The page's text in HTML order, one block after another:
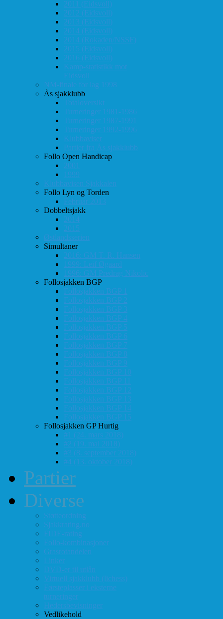
2011 (Eidsvoll)
2012 (Eidsvoll)
2013 (Eidsvoll)
2014 (Eidsvoll)
2014 (Rokaden/NSSF)
2015 (Eidsvoll)
2016 (Eidsvoll)
Kamp-statistikk mot
Eidsvoll
NM-finale for lag 1998
Ås sjakklubb
Totaloversikt
Turneringer 1981-1986
Turneringer 1987-1991
Turneringer 1992-1996
Klubbaviser
Partier fra Ås sjakklubb
Follo Open Handicap
2001
1999
Klubbavisen Sjakkalen
Follo Lyn og Torden
Februar 2013
Dobbeltsjakk
2014
2015
Østlandsserien
Simultaner
2016: GM T. R. Hansen
1999: Leif Øgaard
1996: GM Predrag Nikolic
Follosjakken BGP
Follosjakken BGP 1
Follosjakken BGP 2
Follosjakken BGP 3
Follosjakken BGP 4
Follosjakken BGP 5
Follosjakken BGP 6
Follosjakken BGP 7
Follosjakken BGP 8
Follosjakken BGP 9
Follosjakken BGP 10
Follosjakken BGP 11
Follosjakken BGP 12
Follosjakken BGP 13
Follosjakken BGP 14
Follosjakken BGP 15
Follosjakken GP Hurtig
#1 (24. mars 2018)
#2 (19. mai 2018)
#3 (8. september 2018)
#4 (13. oktober 2018)
Partier
Diverse
Støtteordning
Sjakkrating.no
FIDE-rating
Follo-kombinasjoner
Grasrotandelen
Linker
DVD-er til utlån
Virtuell sjakklubb (lichess)
Førsteplasser i eksterne
turneringer
Hedersbevisninger
Vedlikehold